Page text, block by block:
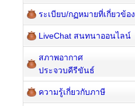
ระเบียบ/กฏหมายที่เกี่ยวข้อง
LiveChat สนทนาออนไลน์
สภาพอากาศ
ประจวบคีรีขันธ์
ความรู้เกี่ยวกับภาษี